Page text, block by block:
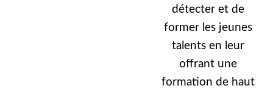
détecter et de
former les jeunes
talents en leur
offrant une
formation de haut